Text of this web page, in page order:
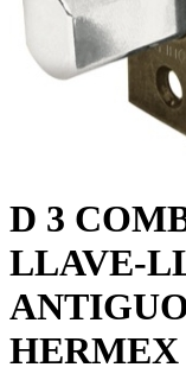
D 3
LLAVE-
HERMEX